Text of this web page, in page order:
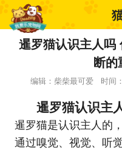
暹罗猫认识主人吗
断的
编辑：柴柴最可爱 时间
暹罗猫认识主
暹罗猫是认识主人的
通过嗅觉、视觉、听